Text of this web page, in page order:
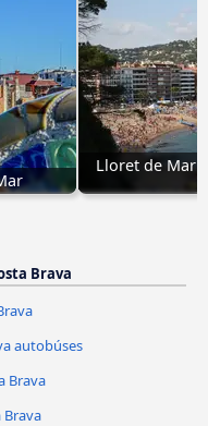
Lloret de Mar
Brava
autobúses
Brava
Brava